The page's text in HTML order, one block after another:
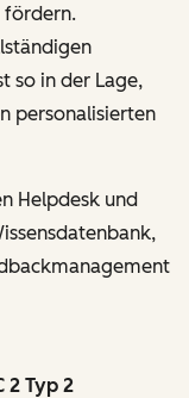
fördern.
so in der Lage,
personalisierten
Helpdesk und
2 Typ 2